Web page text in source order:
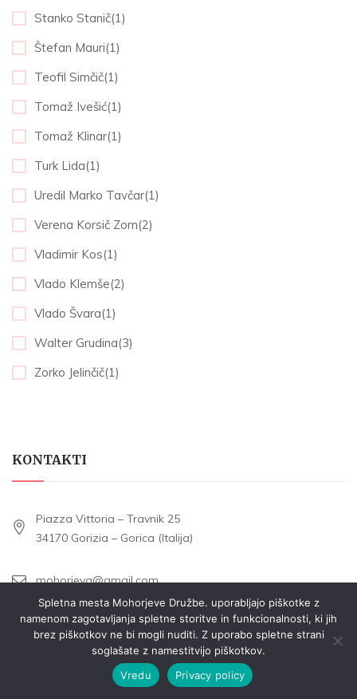
Stanko Stanič(1)
Štefan Mauri(1)
Teofil Simčič(1)
Tomaž Ivešić(1)
Tomaž Klinar(1)
Turk Lida(1)
Uredil Marko Tavčar(1)
Verena Korsič Zorn(2)
Vladimir Kos(1)
Vlado Klemše(2)
Vlado Švara(1)
Walter Grudina(3)
Zorko Jelinčič(1)
KONTAKTI
Piazza Vittoria – Travnik 25
34170 Gorizia – Gorica (Italija)
mohorjeva@gmail.com
Tel. +39 0481 533177
Spletna mesta Mohorjeve Družbe. uporabljajo piškotke z
namenom zagotavljanja spletne storitve in funkcionalnosti, ki jih
brez piškotkov ne bi mogli nuditi. Z uporabo spletne strani
soglašate z namestitvijo piškotkov.
Vredu
Privacy policy